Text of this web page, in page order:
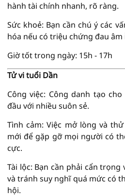
hành tài chính nhanh, rõ ràng.
Sức khoẻ: Bạn cần chú ý các
hóa nếu có triệu chứng đau
Giờ tốt trong ngày: 15h - 17h
Tử vi tuổi Dần
Công việc: Công danh tạo
đầu với nhiều suôn sẻ.
Tình cảm: Việc mở lòng và
mới để gặp gỡ mọi người có
cực.
Tài lộc: Bạn cần phải cẩn
và tránh suy nghĩ quá mức có
hội.